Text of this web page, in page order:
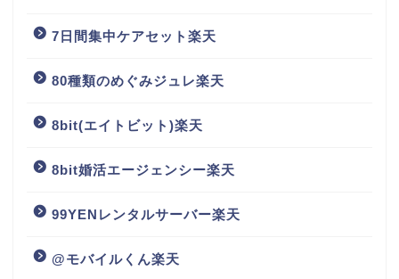
7日間集中ケアセット楽天
80種類のめぐみジュレ楽天
8bit(エイトビット)楽天
8bit婚活エージェンシー楽天
99YENレンタルサーバー楽天
@モバイルくん楽天